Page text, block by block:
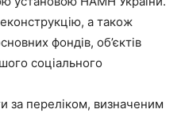
а також
фондів, об’єктів
соціального
за переліком, визначеним